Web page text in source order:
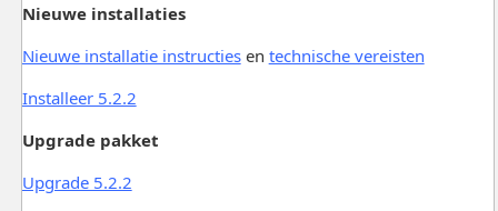
Nieuwe installaties
Nieuwe installatie instructiesen technische vereisten
Installeer 5.2.2
Upgrade pakket
Upgrade 5.2.2